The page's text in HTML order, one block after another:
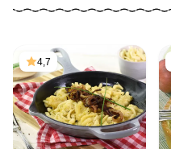
4,7